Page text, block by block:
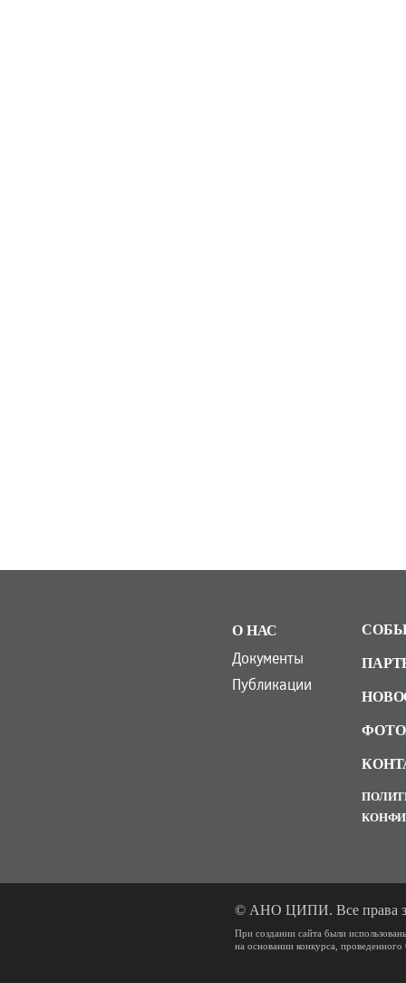
О НАС
Документы
Публикации
© АНО ЦИПИ. Все права
При создании сайта были
на основании конкурса,